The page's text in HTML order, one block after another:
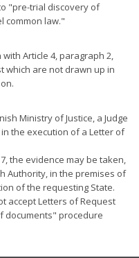
"pre-trial discovery of
common law."
Article 4, paragraph 2,
which are not drawn up in
Ministry of Justice, a Judge
the execution of a Letter of
the evidence may be taken,
Authority, in the premises of
of the requesting State.
accept Letters of Request
documents" procedure